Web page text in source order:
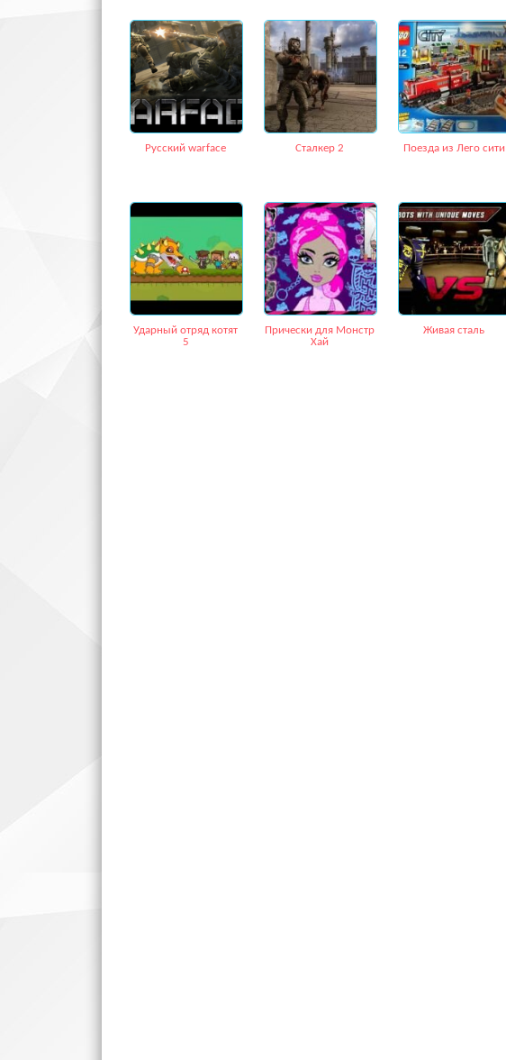
Русский warface Сталкер 2 Поезда из Лего сити
Ударный отряд котят
5
Прически для Монстр
Хай
Живая сталь